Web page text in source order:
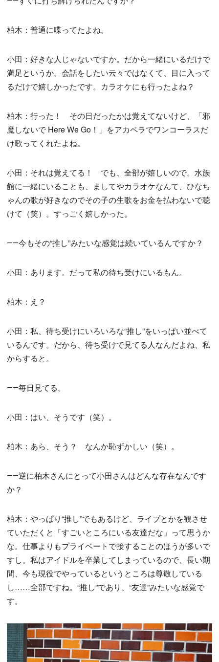
柏木：普通に喋ってたよね。
小田：好きな人じゃないですか。だから一緒にいるだけで
満足というか。会話をしたい云々ではなくて、目に入って
るだけで嬉しかったです。カラオケにも行ったよね？
柏木：行った！ その日だったかは覚えてないけど、「邪
魔しないで Here We Go！」をアカペラでワンコーラスだ
け歌ってくれたよね。
小田：それは覚えてる！ でも、全部が嬉しいので。水族
館に一緒にいることも、ましてやカラオケなんて、ひなち
ゃんの歌が好きなのでその子の生歌をお金を払わないで聴
けて（笑）。すっごく嬉しかった。
――今もその“推し”みたいな感覚は続いているんですか？
小田：あります。だって私の待ち受けにいるもん。
柏木：え？
小田：私、待ち受けにいろいろな“推し”をいっぱい並べて
いるんです。だから、待ち受けで見てる人なんだよね、私
からすると。
――毎日見てる。
小田：はい、そうです（笑）。
柏木：あら、そう？ なんか恥ずかしい（笑）。
――逆に柏木さんにとって小田さんはどんな存在なんです
か？
柏木：やっぱり“推し”でもあるけど、ライブとかを観させ
ていただくと「すごいところにいる友達だな」って思うか
な。仕事よりもプライベートで接することのほうが多いで
すし。私はアイドルを卒業してしまっているので、長い期
間、今も現役でやっているというところは尊敬している
し……全部ですね。“推し”であり、“友達”みたいな感覚で
す。